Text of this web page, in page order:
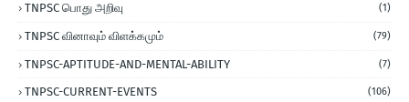
TNPSC பொது அறிவு (1)
TNPSC வினாவும் விளக்கமும் (79)
TNPSC-APTITUDE-AND-MENTAL-ABILITY (7)
TNPSC-CURRENT-EVENTS (106)